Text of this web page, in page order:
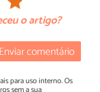
o artigo?
Enviar comentário
para uso interno. Os